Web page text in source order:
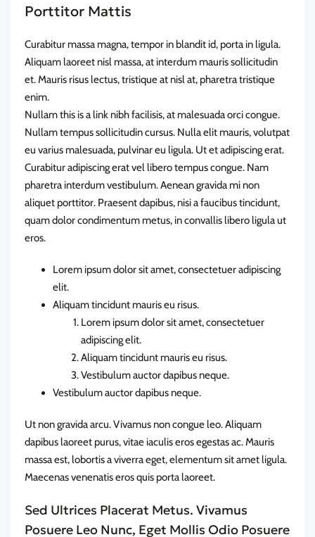
Porttitor Mattis
Curabitur massa magna, tempor in blandit id, porta in ligula.
Aliquam laoreet nisl massa, at interdum mauris sollicitudin
et. Mauris risus lectus, tristique at nisl at, pharetra tristique
enim.
Nullam this is a link nibh facilisis, at malesuada orci congue.
Nullam tempus sollicitudin cursus. Nulla elit mauris, volutpat
eu varius malesuada, pulvinar eu ligula. Ut et adipiscing erat.
Curabitur adipiscing erat vel libero tempus congue. Nam
pharetra interdum vestibulum. Aenean gravida mi non
aliquet porttitor. Praesent dapibus, nisi a faucibus tincidunt,
quam dolor condimentum metus, in convallis libero ligula ut
eros.
Lorem ipsum dolor sit amet, consectetuer adipiscing
elit.
Aliquam tincidunt mauris eu risus.
Lorem ipsum dolor sit amet, consectetuer
adipiscing elit.
Aliquam tincidunt mauris eu risus.
Vestibulum auctor dapibus neque.
Vestibulum auctor dapibus neque.
Ut non gravida arcu. Vivamus non congue leo. Aliquam
dapibus laoreet purus, vitae iaculis eros egestas ac. Mauris
massa est, lobortis a viverra eget, elementum sit amet ligula.
Maecenas venenatis eros quis porta laoreet.
Sed Ultrices Placerat Metus. Vivamus
Posuere Leo Nunc, Eget Mollis Odio Posuere